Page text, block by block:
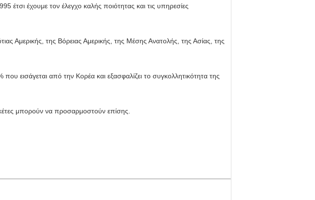
έτσι έχουμε τον έλεγχο καλής ποιότητας και τις υπηρεσίες
Αμερικής, της Βόρειας Αμερικής, της Μέσης Ανατολής, της Ασίας, της
εισάγεται από την Κορέα και εξασφαλίζει το συγκολλητικότητα της
μπορούν να προσαρμοστούν επίσης.